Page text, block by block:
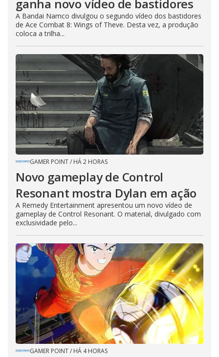
ganha novo vídeo de bastidores
A Bandai Namco divulgou o segundo vídeo dos bastidores
de Ace Combat 8: Wings of Theve. Desta vez, a produção
coloca a trilha...
GAMER POINT/ HÁ 2 HORAS
Novo gameplay de Control
Resonant mostra Dylan em ação
A Remedy Entertainment apresentou um novo vídeo de
gameplay de Control Resonant. O material, divulgado com
exclusividade pelo...
GAMER POINT/ HÁ 4 HORAS